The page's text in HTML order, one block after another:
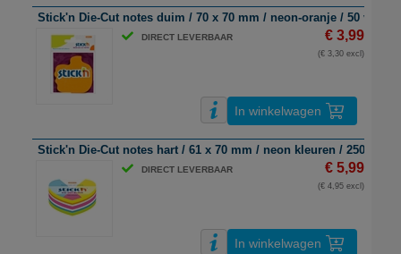
Stick'n Die-Cut notes duim / 70 x 70 mm / neon-oranje / 50 vel
DIRECT LEVERBAAR € 3,99
(€ 3,30 excl)
In winkelwagen
Stick'n Die-Cut notes hart / 61 x 70 mm / neon kleuren / 250 vel
DIRECT LEVERBAAR € 5,99
(€ 4,95 excl)
In winkelwagen